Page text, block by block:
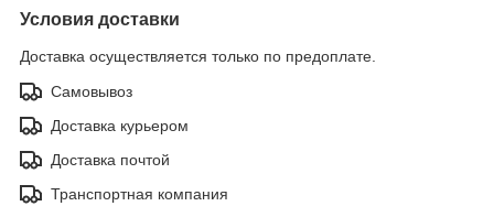
Условия доставки
Доставка осуществляется только по предоплате.
Самовывоз
Доставка курьером
Доставка почтой
Транспортная компания